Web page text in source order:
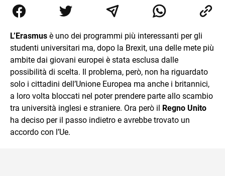
Tv di cronaca, politica, scuola, economia e spettacolo. Ha
esperienze nella redazione di testate giornalistiche online
L’Erasmus è uno dei programmi più interessanti per gli
studenti universitari ma, dopo la Brexit, una delle mete più
ambite dai giovani europei è stata esclusa dalle
possibilità di scelta. Il problema, però, non ha riguardato
solo i cittadini dell’Unione Europea ma anche i britannici,
a loro volta bloccati nel poter prendere parte allo scambio
tra università inglesi e straniere. Ora però il Regno Unito
ha deciso per il passo indietro e avrebbe trovato un
accordo con l’Ue.